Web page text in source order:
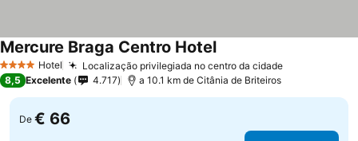
4 EstrelasHotel Localização privilegiada no centro da cidade
Mercure Braga Centro Hotel
8,5 Excelente 4.717 a 10.1 km de Citânia de Briteiros
De € 66